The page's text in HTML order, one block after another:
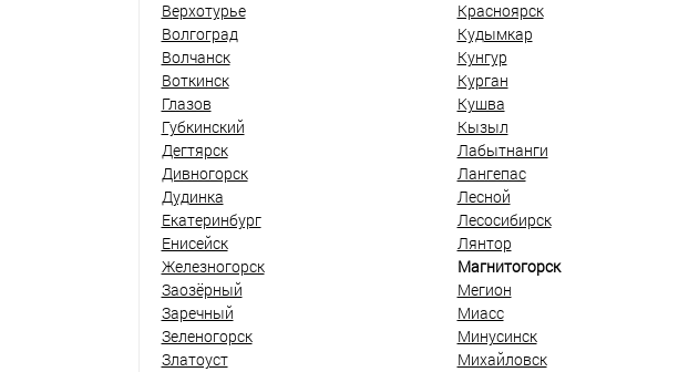
Верхотурье
Волгоград
Волчанск
Воткинск
Глазов
Губкинский
Дегтярск
Дивногорск
Дудинка
Екатеринбург
Енисейск
Железногорск
Заозёрный
Заречный
Зеленогорск
Златоуст
Красноярск
Кудымкар
Кунгур
Курган
Кушва
Кызыл
Лабытнанги
Лангепас
Лесной
Лесосибирск
Лянтор
Магнитогорск
Мегион
Миасс
Минусинск
Михайловск